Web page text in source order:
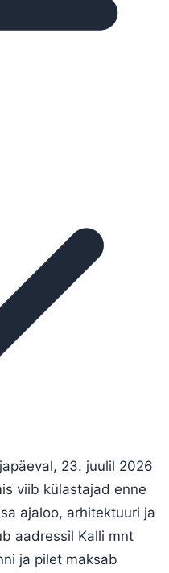
23. juulil 2026
viib külastajad enne
ajaloo, arhitektuuri ja
aadressil Kalli mnt
ja pilet maksab